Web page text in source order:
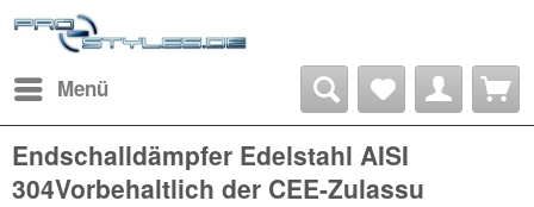
Menü
Endschalldämpfer Edelstahl AISI
304Vorbehaltlich der CEE-Zulassu